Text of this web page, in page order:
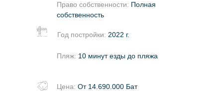
Право собственности: Полная
собственность
Год постройки: 2022 г.
Пляж: 10 минут езды до пляжа
Цена: От 14.690.000 Бат